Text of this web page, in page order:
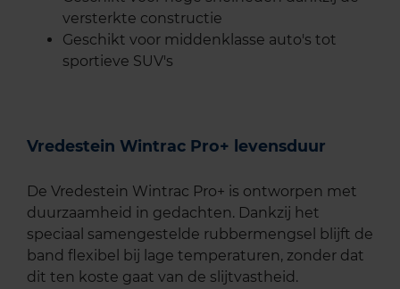
versterkte constructie
Geschikt voor middenklasse auto's tot
sportieve SUV's
Vredestein Wintrac Pro+ levensduur
De Vredestein Wintrac Pro+ is ontworpen met
duurzaamheid in gedachten. Dankzij het
speciaal samengestelde rubbermengsel blijft de
band flexibel bij lage temperaturen, zonder dat
dit ten koste gaat van de slijtvastheid.